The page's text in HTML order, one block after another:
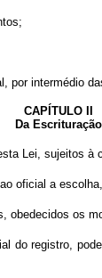
por intermédio
CAPÍTULO II
Da Escrituração
Lei, sujeitos à
oficial a
os
registro,